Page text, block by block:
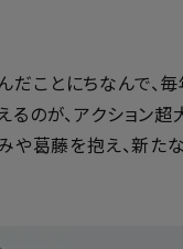
だことにちなんで、
のが、アクション超
や葛藤を抱え、新